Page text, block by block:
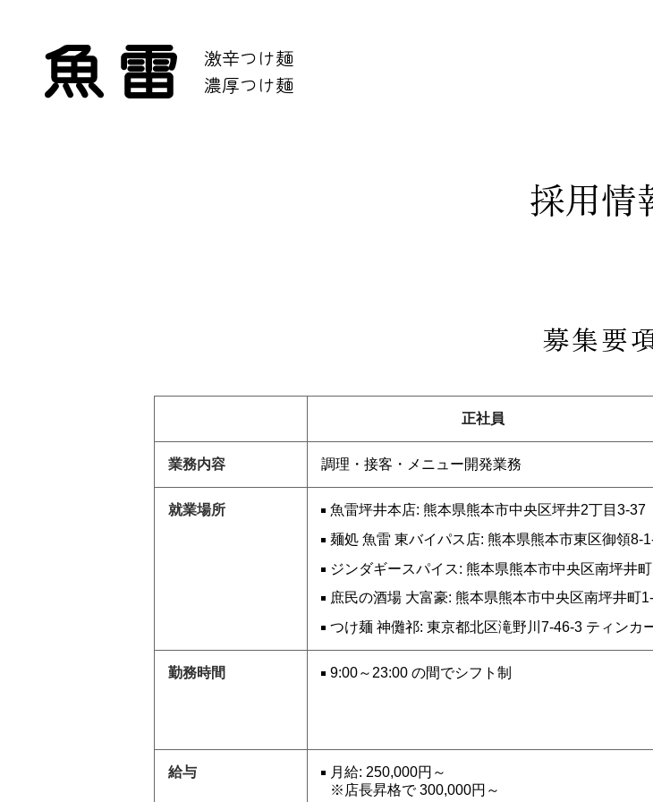
激辛つけ麺
濃厚つけ麺
採用情
募集要
正社員
業務内容 調理・接客・メニュー開発業務
就業場所
魚雷坪井本店: 熊本県熊本市中央区坪井2丁目3-37
麺処 魚雷 東バイパス店: 熊本県熊本市東区御領8-
ジンダギースパイス: 熊本県熊本市中央区南坪井
庶民の酒場 大富豪: 熊本県熊本市中央区南坪井町
つけ麺 神儺祁: 東京都北区滝野川7-46-3 ティンカ
勤務時間 9:00～23:00 の間でシフト制
給与
月給: 250,000円～
※店長昇格で 300,000円～